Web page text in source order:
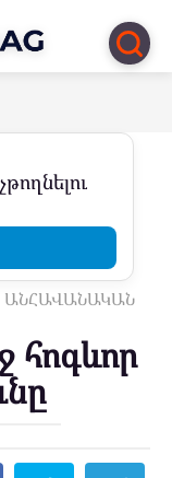
ԱՆՀԱՎԱՆԱԿԱՆ
հոգևոր